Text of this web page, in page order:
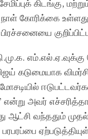
கிடங்கு,
கோரிக்கை
கடுமையாக
என்று அவர்
ஆட்சி வந்ததும்